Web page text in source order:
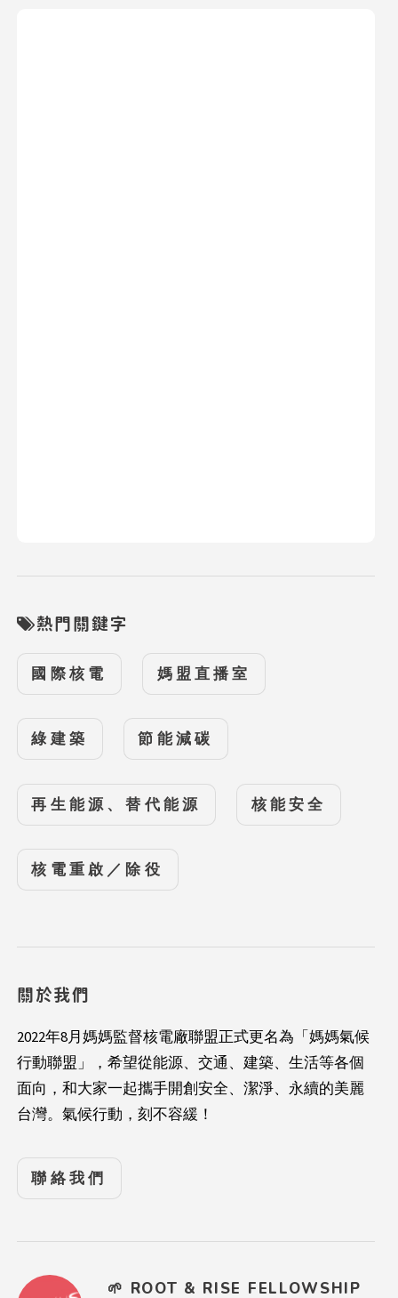
熱門關鍵字
國際核電 媽盟直播室
綠建築 節能減碳
再生能源、替代能源 核能安全
核電重啟／除役
關於我們
2022年8月媽媽監督核電廠聯盟正式更名為「媽媽氣候
行動聯盟」，希望從能源、交通、建築、生活等各個
面向，和大家一起攜手開創安全、潔淨、永續的美麗
台灣。氣候行動，刻不容緩！
聯絡我們
🌱 ROOT & RISE FELLOWSHIP